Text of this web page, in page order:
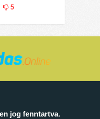
5
jog fenntartva.